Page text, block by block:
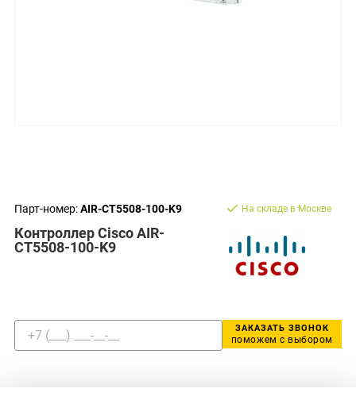
Парт-номер:AIR-CT5508-100-K9
Контроллер Cisco AIR-
CT5508-100-K9
На складе в Москве
ЗАКАЗАТЬ ЗВОНОК
поможем с выбором